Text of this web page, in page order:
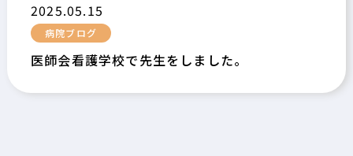
2025.05.15
病院ブログ
医師会看護学校で先生をしました。